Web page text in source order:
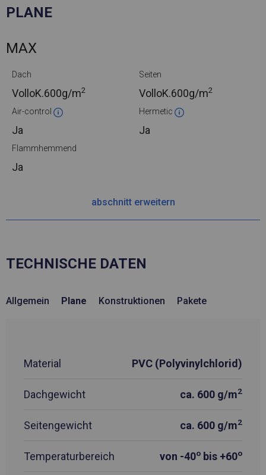
PLANE
MAX
Dach
VolloK.600g/m2
Seiten
VolloK.600g/m2
Air-control
Ja
Hermetic
Ja
Flammhemmend
Ja
abschnitt erweitern
TECHNISCHE DATEN
Allgemein Plane Konstruktionen Pakete
Material PVC (Polyvinylchlorid)
Dachgewicht ca. 600 g/m2
Seitengewicht ca. 600 g/m2
Temperaturbereich von -40o bis +60o